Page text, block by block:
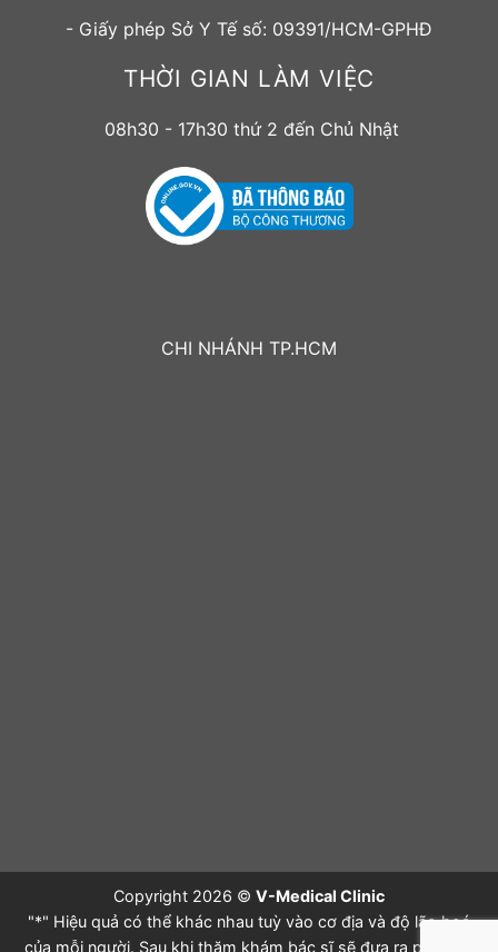
- Giấy phép Sở Y Tế số: 09391/HCM-GPHĐ
THỜI GIAN LÀM VIỆC
08h30 - 17h30 thứ 2 đến Chủ Nhật
CHI NHÁNH TP.HCM
Copyright 2026 © V-Medical Clinic
"*" Hiệu quả có thể khác nhau tuỳ vào cơ địa và độ lão hoá
của mỗi người. Sau khi thăm khám bác sĩ sẽ đưa ra phác đồ